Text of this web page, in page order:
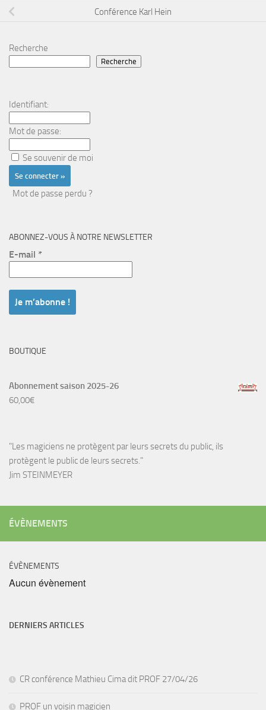
Conférence Karl Hein
Recherche
Recherche
Identifiant:
Mot de passe:
Se souvenir de moi
Mot de passe perdu ?
ABONNEZ-VOUS À NOTRE NEWSLETTER
E-mail *
BOUTIQUE
Abonnement saison 2025-26
60,00€
"Les magiciens ne protègent par leurs secrets du public, ils
protègent le public de leurs secrets."
Jim STEINMEYER
ÉVÈNEMENTS
ÉVÈNEMENTS
Aucun évènement
DERNIERS ARTICLES
CR conférence Mathieu Cima dit PROF 27/04/26
PROF un voisin magicien